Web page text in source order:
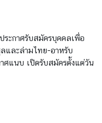
ระกาศรับสมัครบุคคลเพื่อ
และล่ามไทย-อาหรับ
ศแนบ เปิดรับสมัครตั้งแต่วัน